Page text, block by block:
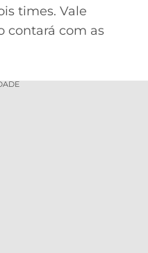
times. Vale
contará com as